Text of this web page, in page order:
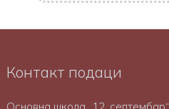
Контакт подаци